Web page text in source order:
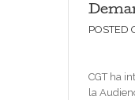
POSTED
CGT ha
la